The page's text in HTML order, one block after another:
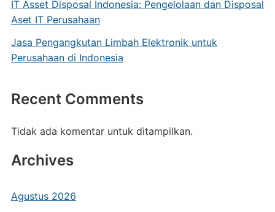
IT Asset Disposal Indonesia: Pengelolaan dan Disposal
Aset IT Perusahaan
Jasa Pengangkutan Limbah Elektronik untuk
Perusahaan di Indonesia
Recent Comments
Tidak ada komentar untuk ditampilkan.
Archives
Agustus 2026